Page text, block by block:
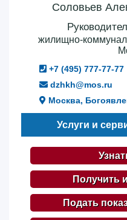
Соловьев
жилищно-
+7 (495) 777-77-77
dzhkh@mos.ru
Москва,
Услуги и
Получить
Подать